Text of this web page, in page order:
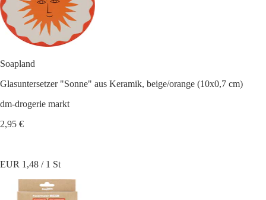
Soapland
Glasuntersetzer "Sonne" aus Keramik, beige/orange (10x0,7 cm)
dm-drogerie markt
2,95 €
EUR 1,48 / 1 St